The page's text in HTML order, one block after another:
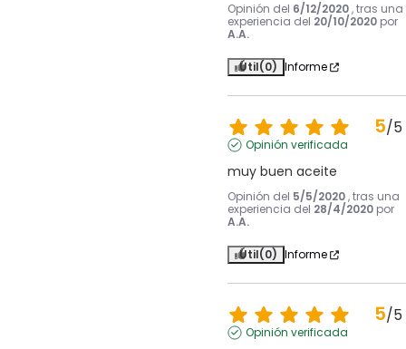
Opinión del 6/12/2020 , tras una
experiencia del 20/10/2020 por
A.A.
Útil(0) Informe
5/5
Opinión verificada
muy buen aceite
Opinión del 5/5/2020 , tras una
experiencia del 28/4/2020 por
A.A.
Útil(0) Informe
5/5
Opinión verificada